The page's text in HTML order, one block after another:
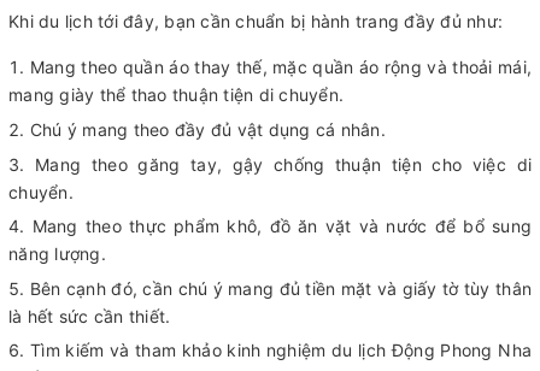
Khi du lịch tới đây, bạn cần chuẩn bị hành trang đầy đủ như:
Mang theo quần áo thay thế, mặc quần áo rộng và thoải mái,
mang giày thể thao thuận tiện di chuyển.
Chú ý mang theo đầy đủ vật dụng cá nhân.
Mang theo găng tay, gậy chống thuận tiện cho việc di
chuyển.
Mang theo thực phẩm khô, đồ ăn vặt và nước để bổ sung
năng lượng.
Bên cạnh đó, cần chú ý mang đủ tiền mặt và giấy tờ tùy thân
là hết sức cần thiết.
Tìm kiếm và tham khảo kinh nghiệm du lịch Động Phong Nha